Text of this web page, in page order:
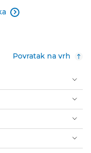

Povratak na vrh